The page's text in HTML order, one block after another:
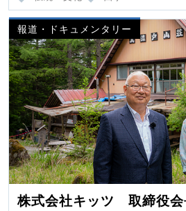
報道・ドキュメンタリー
株式会社キッツ 取締役